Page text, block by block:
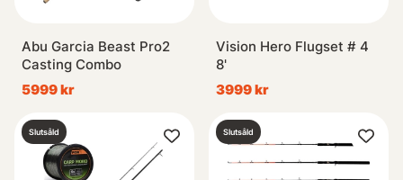
Abu Garcia Beast Pro2
Casting Combo
5999 kr
Vision Hero Flugset # 4
8'
3999 kr
Slutsåld Slutsåld